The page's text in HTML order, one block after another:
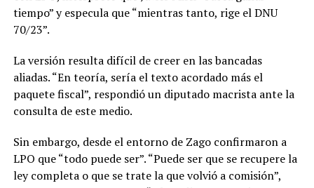
tiempo” y especula que “mientras tanto, rige el DNU
70/23”.
La versión resulta difícil de creer en las bancadas
aliadas. “En teoría, sería el texto acordado más el
paquete fiscal”, respondió un diputado macrista ante la
consulta de este medio.
Sin embargo, desde el entorno de Zago confirmaron a
LPO que “todo puede ser”. “Puede ser que se recupere la
ley completa o que se trate la que volvió a comisión”,